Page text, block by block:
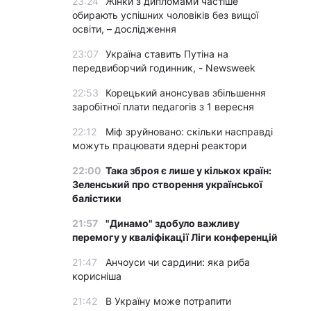
обирають успішних чоловіків без вищої
освіти, – дослідження
23:07
Україна ставить Путіна на
передвиборчий годинник, - Newsweek
22:53
Корецький анонсував збільшення
заробітної плати педагогів з 1 вересня
22:12
Міф зруйновано: скільки насправді
можуть працювати ядерні реактори
22:00 Така зброя є лише у кількох країн:
Зеленський про створення української
балістики
21:57
"Динамо" здобуло важливу
перемогу у кваліфікації Ліги конференцій
21:47
Анчоуси чи сардини: яка риба
корисніша
21:42
В Україну може потрапити